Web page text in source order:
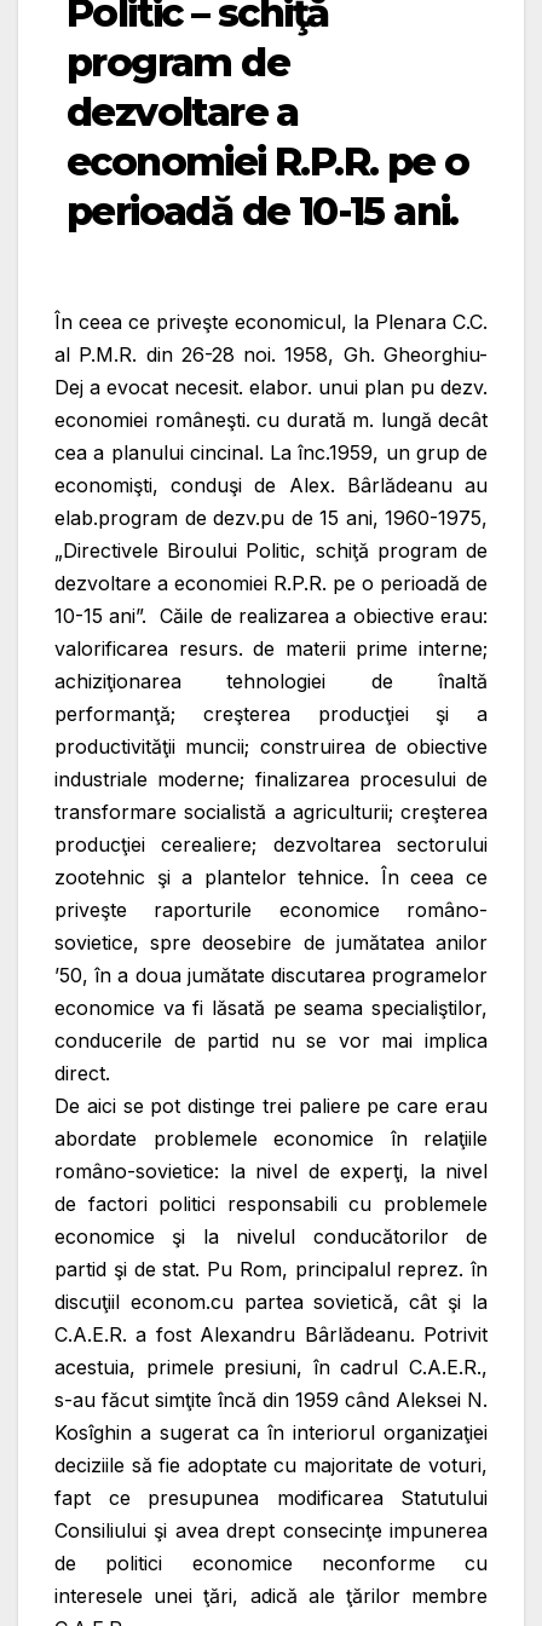
Politic – schiţă
program de
dezvoltare a
economiei R.P.R. pe o
perioadă de 10-15 ani.
În ceea ce priveşte economicul, la Plenara C.C.
al P.M.R. din 26-28 noi. 1958, Gh. Gheorghiu-
Dej a evocat necesit. elabor. unui plan pu dezv.
economiei româneşti. cu durată m. lungă decât
cea a planului cincinal. La înc.1959, un grup de
economişti, conduşi de Alex. Bârlădeanu au
elab.program de dezv.pu de 15 ani, 1960-1975,
„Directivele Biroului Politic, schiţă program de
dezvoltare a economiei R.P.R. pe o perioadă de
10-15 ani”. Căile de realizarea a obiective erau:
valorificarea resurs. de materii prime interne;
achiziţionarea tehnologiei de înaltă
performanţă; creşterea producţieişi a
productivităţii muncii; construirea de obiective
industriale moderne; finalizarea procesului de
transformare socialistă a agriculturii; creşterea
producţiei cerealiere; dezvoltarea sectorului
zootehnic şi a plantelor tehnice. În ceea ce
priveşte raporturile economice româno-
sovietice, spre deosebire de jumătatea anilor
’50, în a doua jumătate discutarea programelor
economice va fi lăsată pe seama specialiştilor,
conducerile de partid nu se vor mai implica
direct.
De aici se pot distinge trei paliere pe care erau
abordate problemele economice în relaţiile
româno-sovietice: la nivel de experţi, la nivel
de factori politici responsabili cu problemele
economice şi la nivelul conducătorilor de
partid şi de stat. Pu Rom, principalul reprez. în
discuţiil econom.cu partea sovietică, cât şi la
C.A.E.R. a fost Alexandru Bârlădeanu. Potrivit
acestuia, primele presiuni, în cadrul C.A.E.R.,
s-au făcut simţite încă din 1959 când Aleksei N.
Kosîghin a sugerat ca în interiorul organizaţiei
deciziile să fie adoptate cu majoritate de voturi,
fapt ce presupunea modificarea Statutului
Consiliului şi avea drept consecinţe impunerea
de politici economice neconforme cu
interesele unei ţări, adică ale ţărilor membre